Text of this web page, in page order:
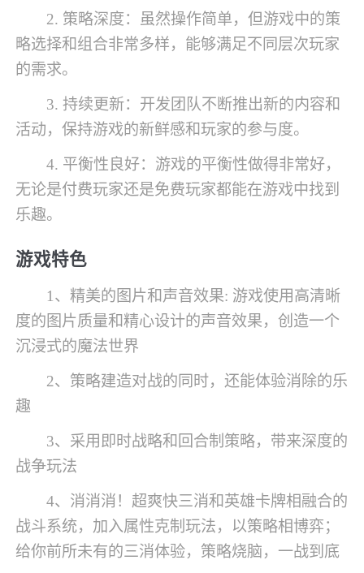
2. 策略深度：虽然操作简单，但游戏中的策
略选择和组合非常多样，能够满足不同层次玩家
的需求。
3. 持续更新：开发团队不断推出新的内容和
活动，保持游戏的新鲜感和玩家的参与度。
4. 平衡性良好：游戏的平衡性做得非常好，
无论是付费玩家还是免费玩家都能在游戏中找到
乐趣。
游戏特色
1、精美的图片和声音效果: 游戏使用高清晰
度的图片质量和精心设计的声音效果，创造一个
沉浸式的魔法世界
2、策略建造对战的同时，还能体验消除的乐
趣
3、采用即时战略和回合制策略，带来深度的
战争玩法
4、消消消！超爽快三消和英雄卡牌相融合的
战斗系统，加入属性克制玩法，以策略相博弈；
给你前所未有的三消体验，策略烧脑，一战到底